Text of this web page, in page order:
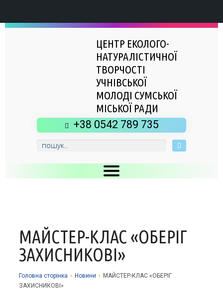
ЦЕНТР ЕКОЛОГО-
НАТУРАЛІСТИЧНОЇ
ТВОРЧОСТІ
УЧНІВСЬКОЇ
МОЛОДІ СУМСЬКОЇ
МІСЬКОЇ РАДИ
+38 0542 789 735
Про заклад
Історія
Структурні підрозділи
Освітній процес
Запрошуємо у гуртки
Методична робота
МАЙСТЕР-КЛАС «ОБЕРІГ
ЗАХИСНИКОВІ»
Головна сторiнка › Новини › МАЙСТЕР-КЛАС «ОБЕРІГ
ЗАХИСНИКОВІ»